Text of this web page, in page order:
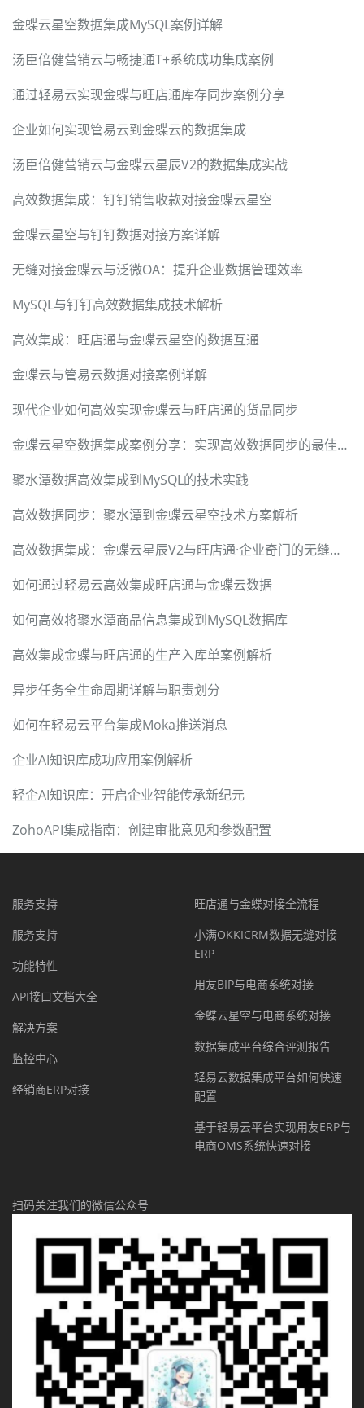
金蝶云星空数据集成MySQL案例详解
汤臣倍健营销云与畅捷通T+系统成功集成案例
通过轻易云实现金蝶与旺店通库存同步案例分享
企业如何实现管易云到金蝶云的数据集成
汤臣倍健营销云与金蝶云星辰V2的数据集成实战
高效数据集成：钉钉销售收款对接金蝶云星空
金蝶云星空与钉钉数据对接方案详解
无缝对接金蝶云与泛微OA：提升企业数据管理效率
MySQL与钉钉高效数据集成技术解析
高效集成：旺店通与金蝶云星空的数据互通
金蝶云与管易云数据对接案例详解
现代企业如何高效实现金蝶云与旺店通的货品同步
金蝶云星空数据集成案例分享：实现高效数据同步的最佳实践
聚水潭数据高效集成到MySQL的技术实践
高效数据同步：聚水潭到金蝶云星空技术方案解析
高效数据集成：金蝶云星辰V2与旺店通·企业奇门的无缝对接
如何通过轻易云高效集成旺店通与金蝶云数据
如何高效将聚水潭商品信息集成到MySQL数据库
高效集成金蝶与旺店通的生产入库单案例解析
异步任务全生命周期详解与职责划分
如何在轻易云平台集成Moka推送消息
企业AI知识库成功应用案例解析
轻企AI知识库：开启企业智能传承新纪元
ZohoAPI集成指南：创建审批意见和参数配置
服务支持
服务支持
功能特性
API接口文档大全
解决方案
监控中心
经销商ERP对接
旺店通与金蝶对接全流程
小满OKKICRM数据无缝对接
ERP
用友BIP与电商系统对接
金蝶云星空与电商系统对接
数据集成平台综合评测报告
轻易云数据集成平台如何快速
配置
基于轻易云平台实现用友ERP与
电商OMS系统快速对接
扫码关注我们的微信公众号